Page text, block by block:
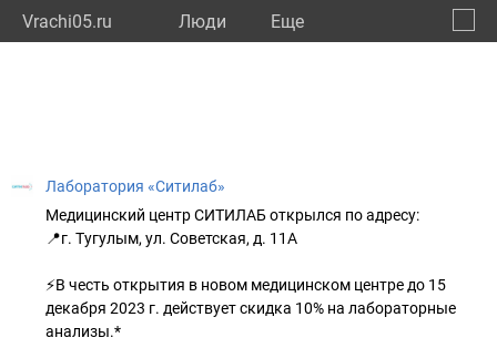
Vrachi05.ru Люди Eще
Лаборатория «Ситилаб»
Медицинский центр СИТИЛАБ открылся по адресу:
📍г. Тугулым, ул. Советская, д. 11А
⚡В честь открытия в новом медицинском центре до 15
декабря 2023 г. действует скидка 10% на лабораторные
анализы.*